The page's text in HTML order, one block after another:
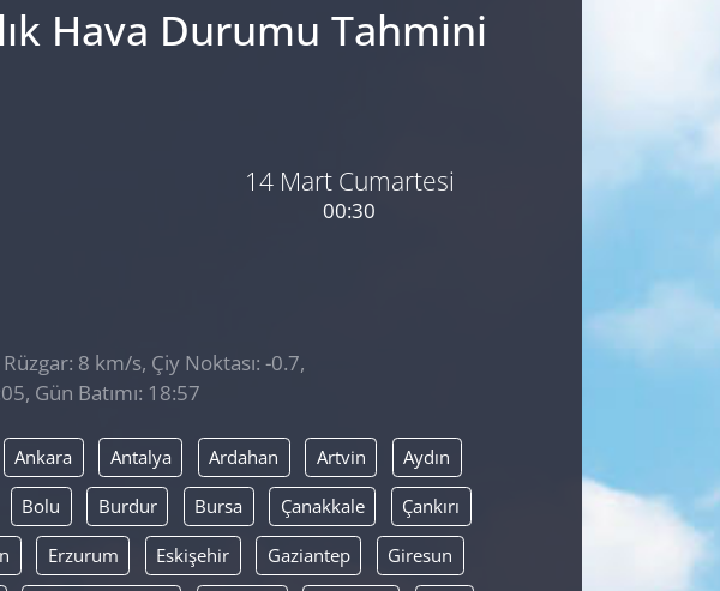
Hava Durumu Tahmini
14 Mart Cumartesi
00:30
8 km/s, Çiy Noktası: -0.7,
Gün Batımı: 18:57
Ankara Antalya Ardahan Artvin Aydın
Bolu Burdur Bursa Çanakkale Çankırı
Erzurum Eskişehir Gaziantep Giresun